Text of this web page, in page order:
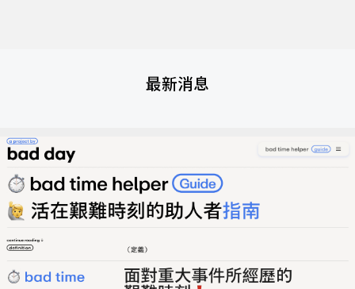
最新消息